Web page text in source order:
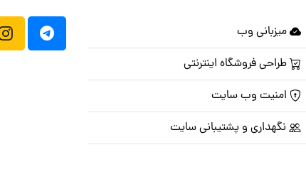
میزبانی وب
طراحی فروشگاه اینترنتی
امنیت وب سایت
نگهداری و پشتیبانی سایت